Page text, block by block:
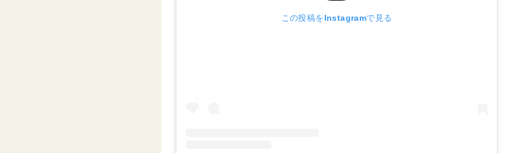
この投稿をInstagramで見る